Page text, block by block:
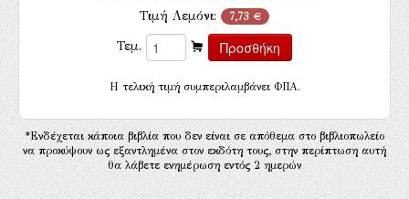
Τιμή Λεμόνι: 7,73 €
Τεμ.
H τελική τιμή συμπεριλαμβάνει ΦΠΑ.
*Ενδέχεται κάποια βιβλία που δεν είναι σε απόθεμα στο βιβλιοπωλείο
να προκύψουν ως εξαντλημένα στον εκδότη τους, στην περίπτωση αυτή
θα λάβετε ενημέρωση εντός 2 ημερών